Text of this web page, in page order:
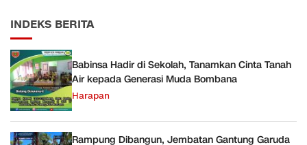
INDEKS BERITA
Babinsa Hadir di Sekolah, Tanamkan Cinta Tanah
Air kepada Generasi Muda Bombana
Harapan
Rampung Dibangun, Jembatan Gantung Garuda